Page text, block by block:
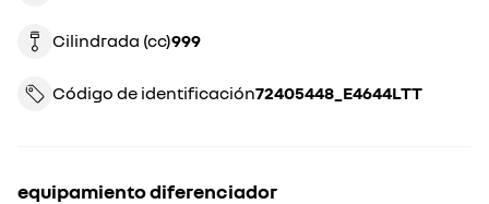
Cilindrada (cc) 999
Código de identificación 72405448_E4644LTT
equipamiento diferenciador